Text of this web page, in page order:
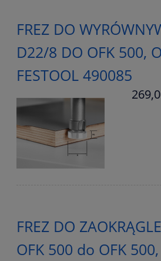
FREZ DO
D22/8 DO OFK 500,
FESTOOL 490085
FREZ DO
OFK 500 do OFK